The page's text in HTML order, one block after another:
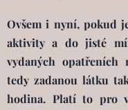
Ovšem i nyní, pokud
aktivity a do jisté
vydaných opatřeních
tedy zadanou látku
hodina. Platí to pro